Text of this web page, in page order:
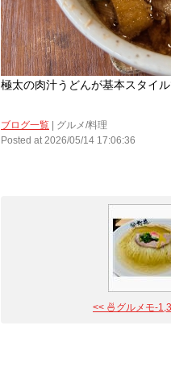
極太の肉汁うどんが基本スタイ
ブログ一覧 | グルメ/料理
Posted at 2026/05/14 17:06:36
<< 🍜グルメモ-